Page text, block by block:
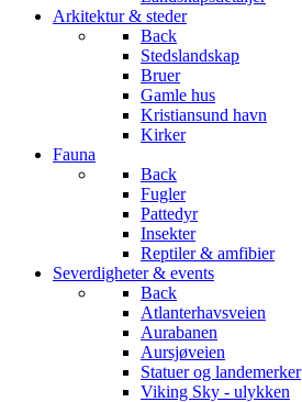
Arkitektur & steder
Back
Stedslandskap
Bruer
Gamle hus
Kristiansund havn
Kirker
Fauna
Back
Fugler
Pattedyr
Insekter
Reptiler & amfibier
Severdigheter & events
Back
Atlanterhavsveien
Aurabanen
Aursjøveien
Statuer og landemerker
Viking Sky - ulykken